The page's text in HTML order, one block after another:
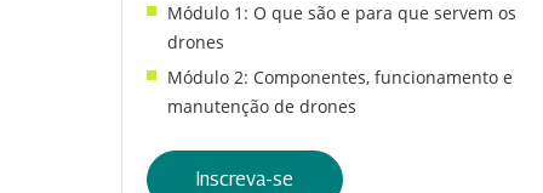
Módulo 1: O que são e para que servem os
drones
Módulo 2: Componentes, funcionamento e
manutenção de drones
Inscreva-se